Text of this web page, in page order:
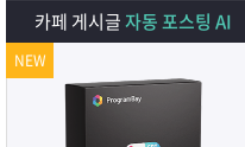
카페 게시글자동 포스팅 AI
NEW